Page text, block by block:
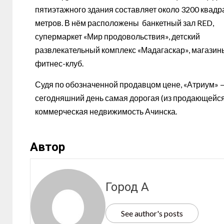
пятиэтажного здания составляет около 3200
метров. В нём расположены банкетный зал RED,
супермаркет «Мир продовольствия», детский
развлекательный комплекс «Мадагаскар»,
фитнес-клуб.
Судя по обозначенной продавцом цене, «Атриум»
сегодняшний день самая дорогая (из
коммерческая недвижимость Ачинска.
Автор
Город А
See author's posts